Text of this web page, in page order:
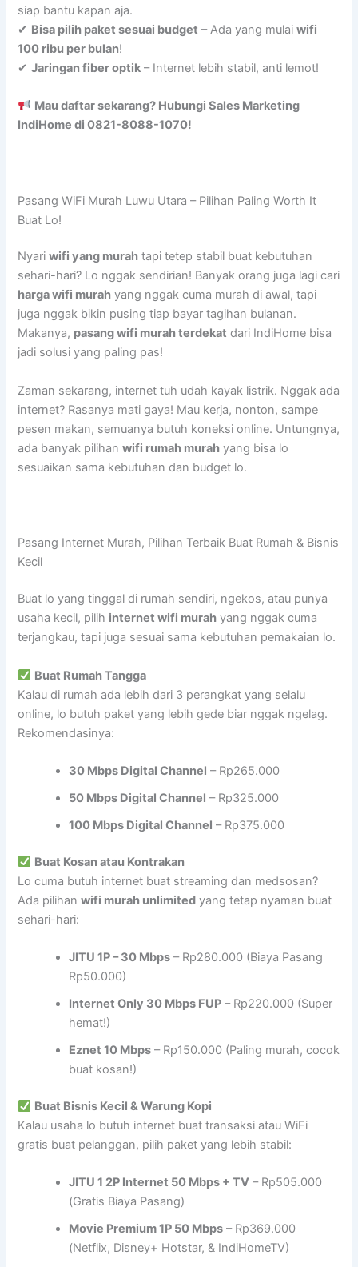
siap bantu kapan aja.
✔ Bisa pilih paket sesuai budget – Ada yang mulaiwifi
100 ribu per bulan!
✔Jaringan fiber optik – Internet lebih stabil, anti lemot!
Mau daftar sekarang? Hubungi Sales Marketing
IndiHome di 0821-8088-1070!
Pasang WiFi Murah Luwu Utara – Pilihan Paling Worth It
Buat Lo!
Nyariwifi yang murah tapi tetep stabil buat kebutuhan
sehari-hari? Lo nggak sendirian! Banyak orang juga lagi cari
harga wifi murah yang nggak cuma murah di awal, tapi
juga nggak bikin pusing tiap bayar tagihan bulanan.
Makanya, pasang wifi murah terdekat dari IndiHome bisa
jadi solusi yang paling pas!
Zaman sekarang, internet tuh udah kayak listrik. Nggak ada
internet? Rasanya mati gaya! Mau kerja, nonton, sampe
pesen makan, semuanya butuh koneksi online. Untungnya,
ada banyak pilihanwifi rumah murah yang bisa lo
sesuaikan sama kebutuhan dan budget lo.
Pasang Internet Murah, Pilihan Terbaik Buat Rumah & Bisnis
Kecil
Buat lo yang tinggal di rumah sendiri, ngekos, atau punya
usaha kecil, pilih internet wifi murah yang nggak cuma
terjangkau, tapi juga sesuai sama kebutuhan pemakaian lo.
Buat Rumah Tangga
Kalau di rumah ada lebih dari 3 perangkat yang selalu
online, lo butuh paket yang lebih gede biar nggak ngelag.
Rekomendasinya:
30 Mbps Digital Channel – Rp265.000
50 Mbps Digital Channel – Rp325.000
100 Mbps Digital Channel – Rp375.000
Buat Kosan atau Kontrakan
Lo cuma butuh internet buat streaming dan medsosan?
Ada pilihanwifi murah unlimited yang tetap nyaman buat
sehari-hari:
JITU 1P – 30 Mbps – Rp280.000 (Biaya Pasang
Rp50.000)
Internet Only 30 Mbps FUP – Rp220.000 (Super
hemat!)
Eznet 10 Mbps – Rp150.000 (Paling murah, cocok
buat kosan!)
Buat Bisnis Kecil & Warung Kopi
Kalau usaha lo butuh internet buat transaksi atau WiFi
gratis buat pelanggan, pilih paket yang lebih stabil:
JITU 1 2P Internet 50 Mbps + TV – Rp505.000
(Gratis Biaya Pasang)
Movie Premium 1P 50 Mbps – Rp369.000
(Netflix, Disney+ Hotstar, & IndiHomeTV)